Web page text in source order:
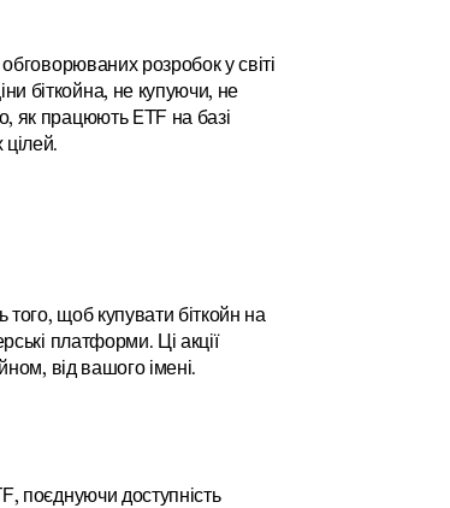
розробок у світі
біткойна, не купуючи, не
як працюють ETF на базі
того, щоб купувати біткойн на
платформи. Ці акції
від вашого імені.
поєднуючи доступність